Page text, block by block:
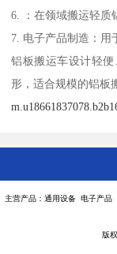
6. ：在领域搬运轻质
7. 电子产品制造：用
铝板搬运车设计轻
形，适合规模的铝板
主营产品：通用设备 电子产
版